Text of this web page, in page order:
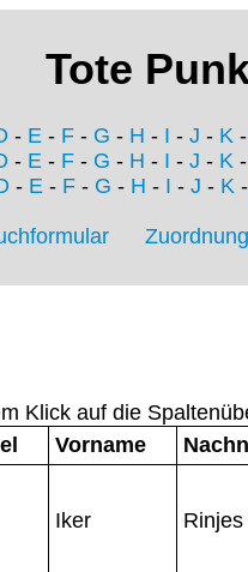
Tote
- E - F - G - H - I - J - K
- E - F - G - H - I - J - K
- E- F- G - H - I - J - K
Klick auf die
Vorname
Iker Rinjes